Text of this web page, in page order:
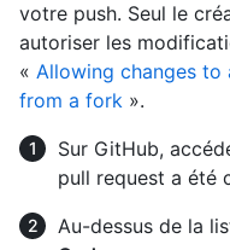
votre push. Seul le
autoriser les
« Allowing changes to
from a fork ».
Sur GitHub,
pull request a été
Au-dessus de la